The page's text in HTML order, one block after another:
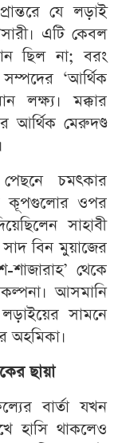
যে লড়াই
এটি কেবল
ছিল না; বরং
‘আর্থিক
লক্ষ্য। মক্কার
আর্থিক মেরুদণ্ড
চমৎকার
কূপগুলোর ওপর
সাহাবী
বিন মুয়াজের
শাজারাহ’ থেকে
আসমানি
সামনে
অহমিকা।
ছায়া
বার্তা যখন
হাসি থাকলেও